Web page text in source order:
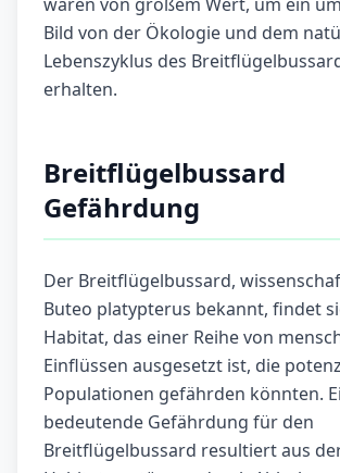
Bild von der Ökologie und dem
Lebenszyklus des
erhalten.
Breitflügelbussard
Gefährdung
Der Breitflügelbussard,
Buteo platypterus bekannt, findet
Habitat, das einer Reihe von
Einflüssen ausgesetzt ist, die
Populationen gefährden könnten.
bedeutende Gefährdung für den
Breitflügelbussard resultiert aus